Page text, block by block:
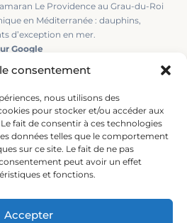
consentement
nous utilisons des
pour stocker et/ou accéder aux
fait de consentir à ces technologies
données telles que le comportement
sur ce site. Le fait de ne pas
peut avoir un effet
et fonctions.
Accepter
Le Providence au Grau-du-Roi
en Méditerranée : dauphins,
d’exception en mer.
Google
contactez